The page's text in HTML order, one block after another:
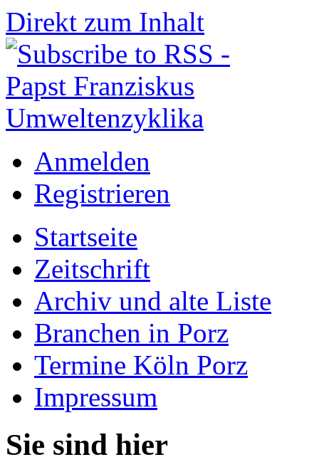
Direkt zum Inhalt
Anmelden
Registrieren
Startseite
Zeitschrift
Archiv und alte Liste
Branchen in Porz
Termine Köln Porz
Impressum
Sie sind hier